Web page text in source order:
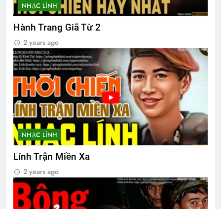
3 Years Ago
3 Years Ago
CTBCTY Tập II chương 20
3 Years Ago
CTBCTY Tập IV
CTBCTY – Tập I – Chương 4
3 Years Ago
NHẠC LÍNH
Hành Trang Giã Từ 2
2 years ago
NHẠC LÍNH
Lính Trận Miền Xa
2 years ago